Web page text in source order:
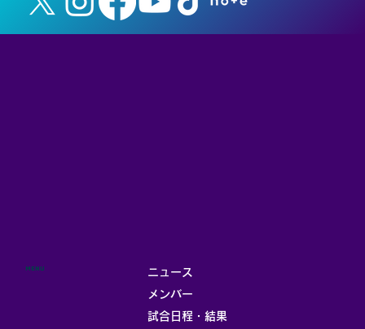
ニュース
メンバー
試合日程・結果
MENU